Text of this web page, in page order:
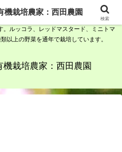
農園です。野菜ソムリエで農家が栽培して
発酵させて出来た肥料、堆肥を使用して
ルッコラ、レッドマスタード、ミニトマ
以上の野菜を通年で栽培しています。
栽培農家：西田農園
機栽培農家：西田農園
検索